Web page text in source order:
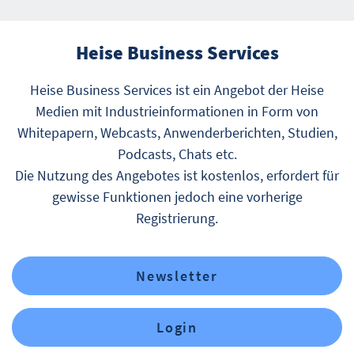
Heise Business Services
Heise Business Services ist ein Angebot der Heise
Medien mit Industrieinformationen in Form von
Whitepapern, Webcasts, Anwenderberichten, Studien,
Podcasts, Chats etc.
Die Nutzung des Angebotes ist kostenlos, erfordert für
gewisse Funktionen jedoch eine vorherige
Registrierung.
Newsletter
Login